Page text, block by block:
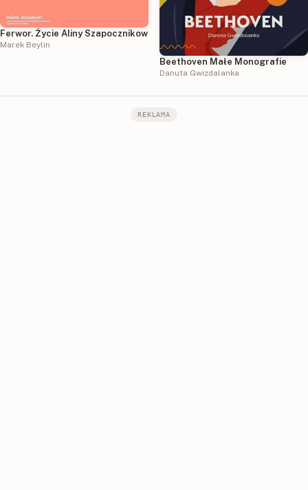
Ferwor. Życie Aliny Szapocznikow
Marek Beylin
Beethoven Małe Monografie
Danuta Gwizdalanka
REKLAMA